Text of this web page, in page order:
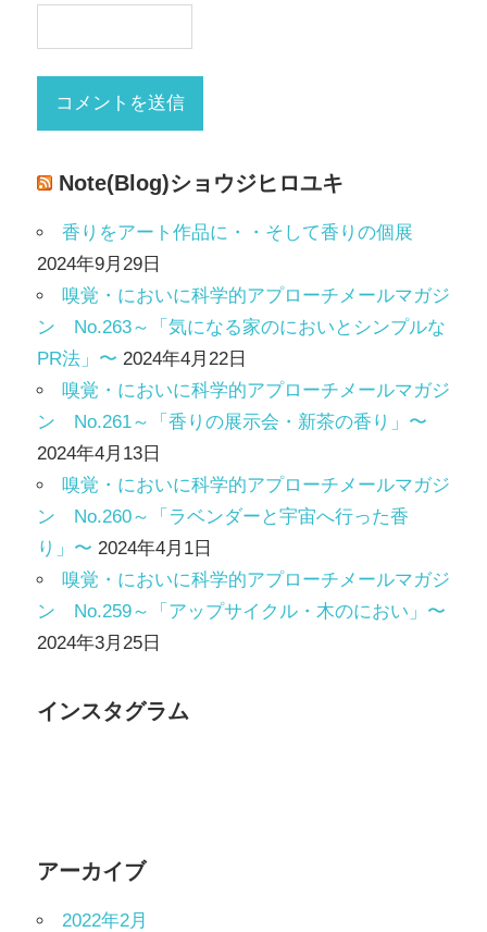
Note(Blog)ショウジヒロユキ
香りをアート作品に・・そして香りの個展
2024年9月29日
嗅覚・においに科学的アプローチメールマガジ
ン No.263～「気になる家のにおいとシンプルな
PR法」〜 2024年4月22日
嗅覚・においに科学的アプローチメールマガジ
ン No.261～「香りの展示会・新茶の香り」〜
2024年4月13日
嗅覚・においに科学的アプローチメールマガジ
ン No.260～「ラベンダーと宇宙へ行った香
り」〜 2024年4月1日
嗅覚・においに科学的アプローチメールマガジ
ン No.259～「アップサイクル・木のにおい」〜
2024年3月25日
インスタグラム
アーカイブ
2022年2月